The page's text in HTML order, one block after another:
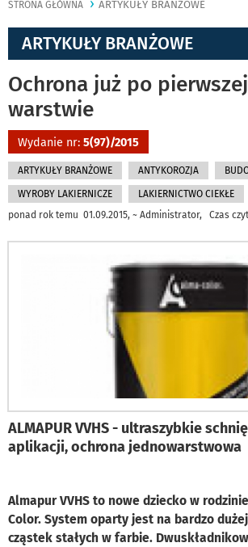
STRONA GŁÓWNA ARTYKUŁY BRANŻOWE
ARTYKUŁY BRANŻOWE
Ochrona już po pierwszej
warstwie
Wydanie nr: 5(97)/2015
ARTYKUŁY BRANŻOWE ANTYKOROZJA
WYROBY LAKIERNICZE
LAKIERNICTWO CIEKŁE
ponad rok temu 01.09.2015, ~ Administrator, Czas
ALMAPUR VVHS - ultraszybkie
aplikacji, ochrona jednowarstwowa
Almapur VVHS to nowe dziecko w
Color. System oparty jest na bardzo
cząstek stałych w farbie.